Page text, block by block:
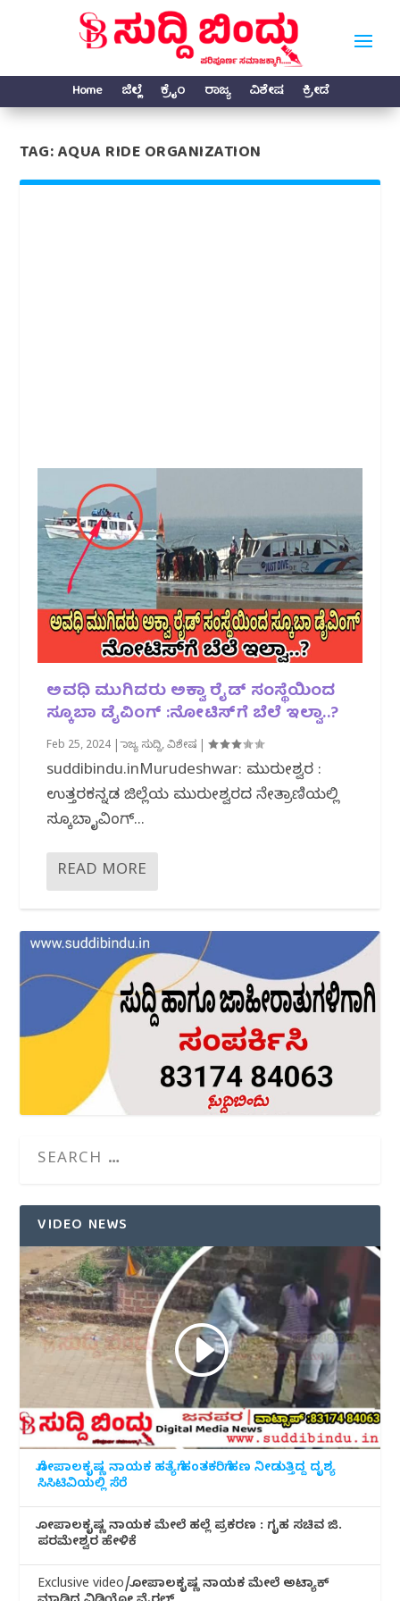
Home ಜಿಲ್ಲೆ ಕ್ರೈಂ ರಾಜ್ಯ ವಿಶೇಷ ಕ್ರೀಡೆ
TAG:AQUA RIDE ORGANIZATION
ಅವಧಿ ಮುಗಿದರು ಅಕ್ವಾ ರೈಡ್ ಸಂಸ್ಥೆಯಿಂದ
ಸ್ಕೂಬಾ ಡೈವಿಂಗ್ :ನೋಟಿಸ್‌ಗೆ ಬೆಲೆ ಇಲ್ವಾ..?
Feb 25, 2024 |ರಾಜ್ಯ ಸುದ್ದಿ,ವಿಶೇಷ |
suddibindu.inMurudeshwar: ಮುರುಡೇಶ್ವರ :
ಉತ್ತರಕನ್ನಡ ಜಿಲ್ಲೆಯ ಮುರುಡೇಶ್ವರದ ನೇತ್ರಾಣಿಯಲ್ಲಿ
ಸ್ಕೂಬಾ ಡೈವಿಂಗ್...
READ MORE
VIDEO NEWS
ಗೋಪಾಲಕೃಷ್ಣ ನಾಯಕ ಹತ್ಯೆಗೆ ಹಂತಕರಿಗೆ ಹಣ ನೀಡುತ್ತಿದ್ದ ದೃಶ್ಯ
ಸಿಸಿಟಿವಿಯಲ್ಲಿ ಸೆರೆ
ಗೋಪಾಲಕೃಷ್ಣ ನಾಯಕ ಮೇಲೆ ಹಲ್ಲೆ ಪ್ರಕರಣ : ಗೃಹ ಸಚಿವ ಜಿ.
ಪರಮೇಶ್ವರ ಹೇಳಿಕೆ
Exclusive video/ಗೋಪಾಲಕೃಷ್ಣ ನಾಯಕ ಮೇಲೆ ಅಟ್ಯಾಕ್